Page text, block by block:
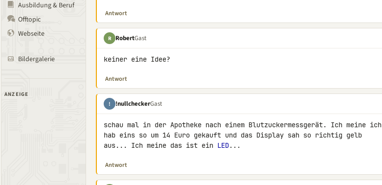
Ausbildung & Beruf
Offtopic
Webseite
Bildergalerie
ANZEIGE
Antwort
R RobertGast
keiner eine Idee?
Antwort
! !nullcheckerGast
schau mal in der Apotheke nach einem Blutzuckermessgerät. Ich meine ich
hab eins so um 14 Euro gekauft und das Display sah so richtig gelb
aus... Ich meine das ist ein LED...
Antwort